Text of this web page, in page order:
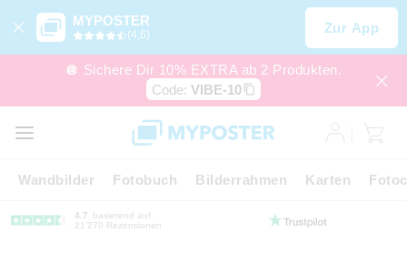
MYPOSTER
(4,6) Zur App
🪩 Sichere Dir 10% EXTRA ab 2 Produkten.
Code: VIBE-10
Wandbilder Fotobuch Bilderrahmen Karten
4.7
basierend auf
21’270 Rezensionen